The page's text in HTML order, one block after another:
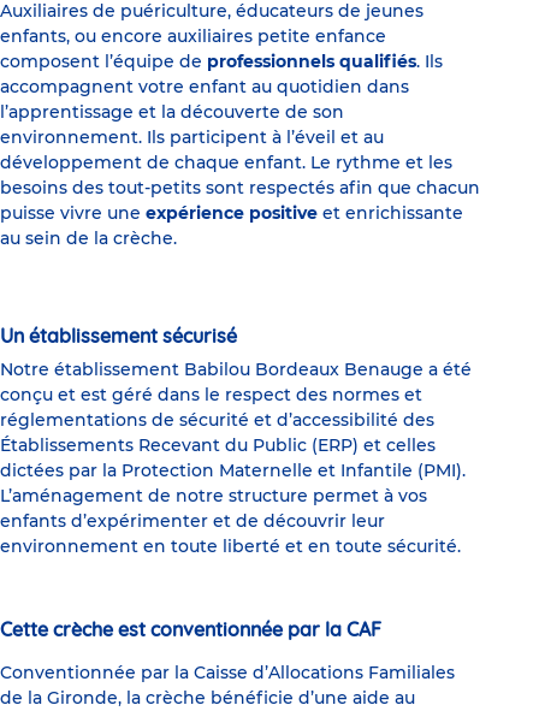
Auxiliaires de puériculture, éducateurs de jeunes
enfants, ou encore auxiliaires petite enfance
composent l’équipe de professionnels qualifiés. Ils
accompagnent votre enfant au quotidien dans
l’apprentissage et la découverte de son
environnement. Ils participent à l’éveil et au
développement de chaque enfant. Le rythme et les
besoins des tout-petits sont respectés afin que chacun
puisse vivre une expérience positive et enrichissante
au sein de la crèche.
Un établissement sécurisé
Notre établissement Babilou Bordeaux Benauge a été
conçu et est géré dans le respect des normes et
réglementations de sécurité et d’accessibilité des
Établissements Recevant du Public (ERP) et celles
dictées par la Protection Maternelle et Infantile (PMI).
L’aménagement de notre structure permet à vos
enfants d’expérimenter et de découvrir leur
environnement en toute liberté et en toute sécurité.
Cette crèche est conventionnée par la CAF
Conventionnée par la Caisse d’Allocations Familiales
de la Gironde, la crèche bénéficie d’une aide au